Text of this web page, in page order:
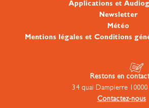
Applications et
Newsletter
Météo
Mentions légales et Conditions
Restons en
34 quai Dampierre
Contactez-nous